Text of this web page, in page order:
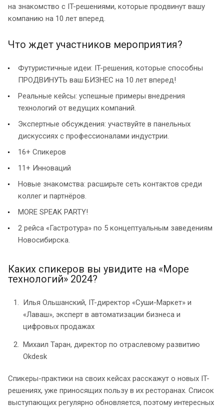
на знакомство с IT-решениями, которые продвинут вашу
компанию на 10 лет вперед.
Что ждет участников мероприятия?
Футуристичные идеи: IT-решения, которые способны
ПРОДВИНУТЬ ваш БИЗНЕС на 10 лет вперед!
Реальные кейсы: успешные примеры внедрения
технологий от ведущих компаний.
Экспертные обсуждения: участвуйте в панельных
дискуссиях с профессионалами индустрии.
16+ Спикеров
11+ Инноваций
Новые знакомства: расширьте сеть контактов среди
коллег и партнёров.
MORE SPEAK PARTY!
2 рейса «Гастротура» по 5 концептуальным заведениям
Новосибирска.
Каких спикеров вы увидите на «Море
технологий» 2024?
Илья Ольшанский, IT-директор «Суши-Маркет» и
«Лаваш», эксперт в автоматизации бизнеса и
цифровых продажах
Михаил Таран, директор по отраслевому развитию
Okdesk
Спикеры-практики на своих кейсах расскажут о новых IT-
решениях, уже приносящих пользу в их ресторанах. Список
выступающих регулярно обновляется, поэтому интересных